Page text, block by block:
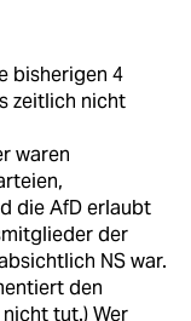
bisherigen 4
zeitlich nicht
waren
die AfD erlaubt
der
NS war.
den
tut.) Wer